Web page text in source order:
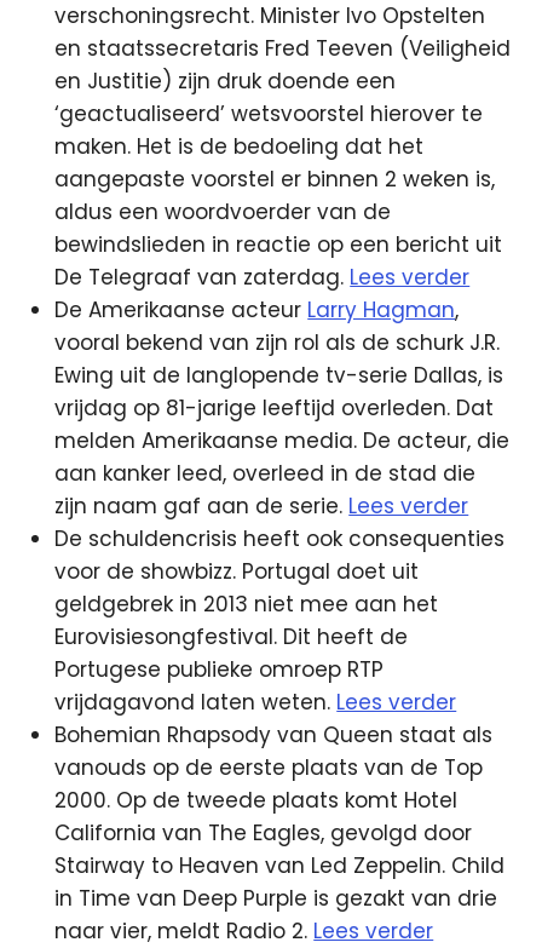
verschoningsrecht. Minister Ivo Opstelten
en staatssecretaris Fred Teeven (Veiligheid
en Justitie) zijn druk doende een
‘geactualiseerd’ wetsvoorstel hierover te
maken. Het is de bedoeling dat het
aangepaste voorstel er binnen 2 weken is,
aldus een woordvoerder van de
bewindslieden in reactie op een bericht uit
De Telegraaf van zaterdag. Lees verder
De Amerikaanse acteur Larry Hagman,
vooral bekend van zijn rol als de schurk J.R.
Ewing uit de langlopende tv-serie Dallas, is
vrijdag op 81-jarige leeftijd overleden. Dat
melden Amerikaanse media. De acteur, die
aan kanker leed, overleed in de stad die
zijn naam gaf aan de serie. Lees verder
De schuldencrisis heeft ook consequenties
voor de showbizz. Portugal doet uit
geldgebrek in 2013 niet mee aan het
Eurovisiesongfestival. Dit heeft de
Portugese publieke omroep RTP
vrijdagavond laten weten. Lees verder
Bohemian Rhapsody van Queen staat als
vanouds op de eerste plaats van de Top
2000. Op de tweede plaats komt Hotel
California van The Eagles, gevolgd door
Stairway to Heaven van Led Zeppelin. Child
in Time van Deep Purple is gezakt van drie
naar vier, meldt Radio 2. Lees verder